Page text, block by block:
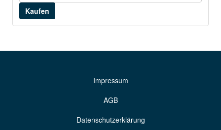
Impressum
AGB
Datenschutzerklärung